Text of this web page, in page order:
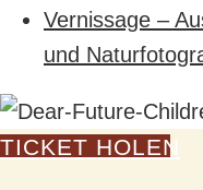
Vernissage –
und
TICKET HOLEN